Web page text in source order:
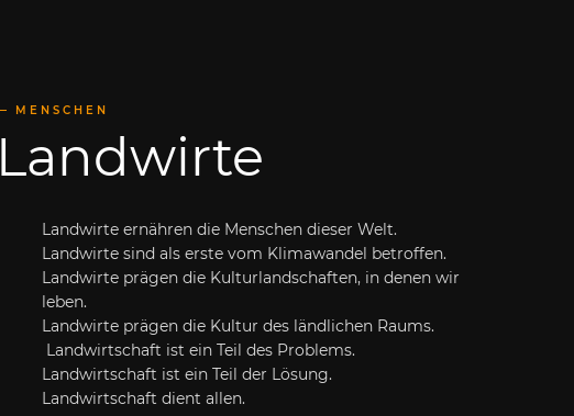
MENSCHEN
Landwirte
Landwirte ernähren die Menschen dieser Welt.
Landwirte sind als erste vom Klimawandel betroffen.
Landwirte prägen die Kulturlandschaften, in denen wir
leben.
Landwirte prägen die Kultur des ländlichen Raums.
Landwirtschaft ist ein Teil des Problems.
Landwirtschaft ist ein Teil der Lösung.
Landwirtschaft dient allen.